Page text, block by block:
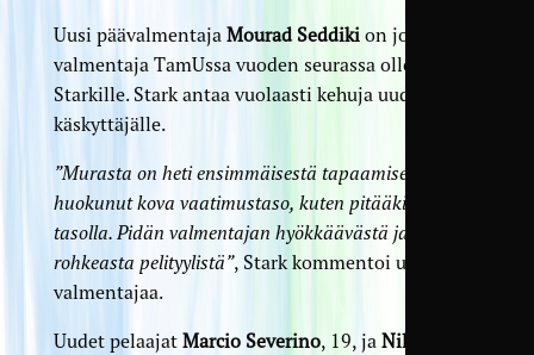
Uusi päävalmentaja Mourad Seddikion jo kolmas
valmentaja TamUssa vuoden seurassa olleelle
Starkille. Stark antaa vuolaasti kehuja uudelle
käskyttäjälle.
”Murasta on heti ensimmäisestä tapaamisesta asti
huokunut kova vaatimustaso, kuten pitääkin tällä
tasolla. Pidän valmentajan hyökkäävästä ja
rohkeasta pelityylistä”, Stark kommentoi uutta
valmentajaa.
Uudet pelaajat Marcio Severino, 19, ja Nils